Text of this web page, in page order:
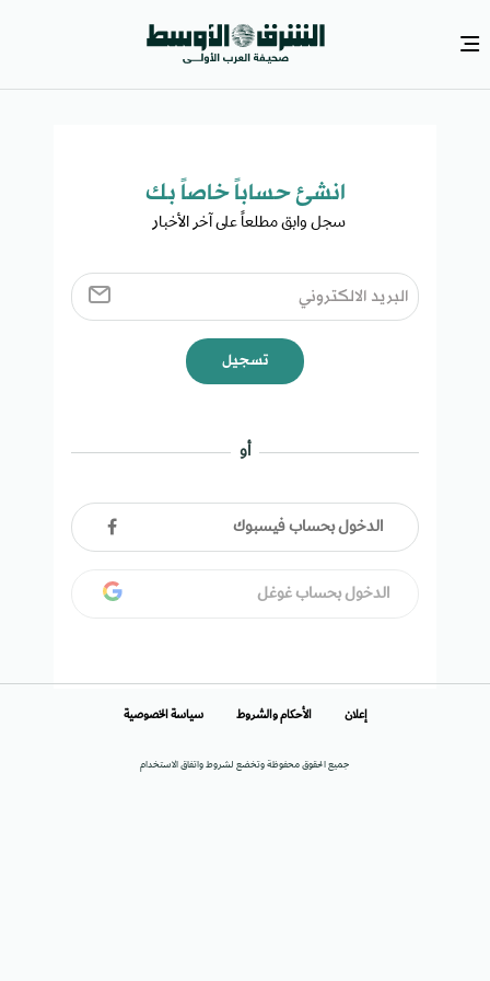
انشئ حساباً خاصاً بك​
سجل وابق مطلعاً على آخر الأخبار ​
تسجيل
أو
الدخول بحساب فيسبوك
الدخول بحساب غوغل
جميع الحقوق محفوظة وتخضع لشروط واتفاق الاستخدام
إعلان الأحكام والشروط سياسة الخصوصية